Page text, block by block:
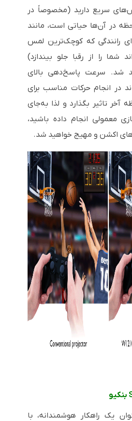
سریع دارید (مخصوصاً در
در آن‌ها حیاتی است، مانند
رانندگی که کوچک‌ترین لمس
شما را از رقبا جلو بیندازد)
شد. سرعت پاسخ‌دهی بالای
در انجام حرکات مناسب برای
آخر تاثیر بگذارد و لذا به‌جای
معمولی انجام داده باشید،
اکشن و مهیج خواهید شد.
بنکیو
یک راهکار هوشمندانه، با